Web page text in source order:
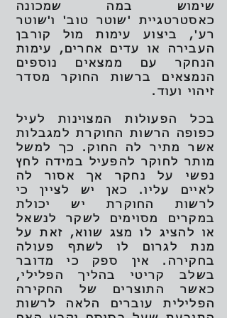
שימוש במה שמכונה
כאסטרטגיית 'שוטר טוב' ו'שוטר
רע', ביצוע עימות מול קורבן
העבירה או עדים אחרים, עימות
הנחקר עם ממצאים נוספים
הנמצאים ברשות החוקר מסדר
זיהוי ועוד.
בכל הפעולות המצוינות לעיל
כפופה הרשות החוקרת למגבלות
אשר מתיר לה החוק. כך למשל
מותר לחוקר להפעיל במידה לחץ
נפשי על נחקר אך אסור לה
לאיים עליו. כאן יש לציין כי
לרשות החוקרת יש יכולת
במקרים מסוימים לשקר לנשאל
או להציג לו מצג שווא, זאת על
מנת לגרום לו לשתף פעולה
בחקירה. אין ספק כי מדובר
בשלב קריטי בהליך הפלילי,
כאשר התוצרים של החקירה
הפלילית עוברים הלאה לרשות